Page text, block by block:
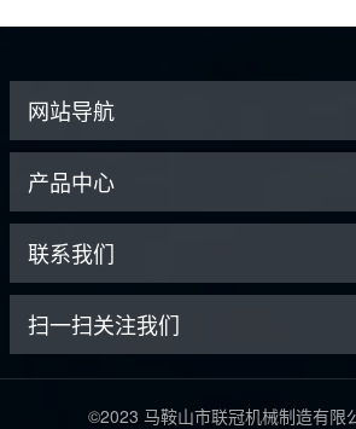
网站导航
产品中心
联系我们
扫一扫关注我们
©2023 马鞍山市联冠机械制造有限